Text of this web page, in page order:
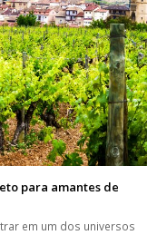
para amantes de
em um dos universos